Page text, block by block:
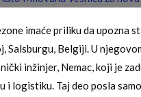
imaće priliku da upozna
Salsburgu, Belgiji. U
inžinjer, Nemac, koji je
i logistiku. Taj deo posla